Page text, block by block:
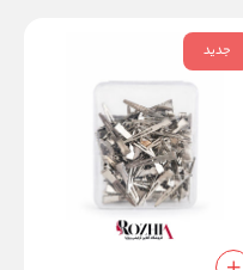
جدید